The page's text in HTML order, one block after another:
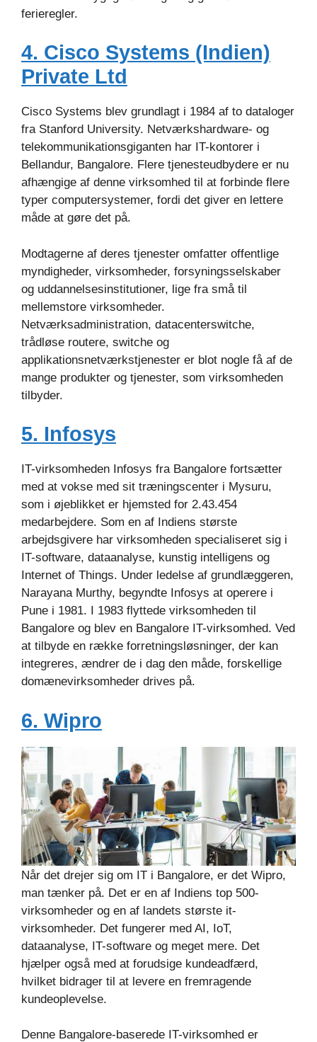
ferieregler.
4. Cisco Systems (Indien)
Private Ltd
Cisco Systems blev grundlagt i 1984 af to dataloger
fra Stanford University. Netværkshardware- og
telekommunikationsgiganten har IT-kontorer i
Bellandur, Bangalore. Flere tjenesteudbydere er nu
afhængige af denne virksomhed til at forbinde flere
typer computersystemer, fordi det giver en lettere
måde at gøre det på.
Modtagerne af deres tjenester omfatter offentlige
myndigheder, virksomheder, forsyningsselskaber
og uddannelsesinstitutioner, lige fra små til
mellemstore virksomheder.
Netværksadministration, datacenterswitche,
trådløse routere, switche og
applikationsnetværkstjenester er blot nogle få af de
mange produkter og tjenester, som virksomheden
tilbyder.
5. Infosys
IT-virksomheden Infosys fra Bangalore fortsætter
med at vokse med sit træningscenter i Mysuru,
som i øjeblikket er hjemsted for 2.43.454
medarbejdere. Som en af Indiens største
arbejdsgivere har virksomheden specialiseret sig i
IT-software, dataanalyse, kunstig intelligens og
Internet of Things. Under ledelse af grundlæggeren,
Narayana Murthy, begyndte Infosys at operere i
Pune i 1981. I 1983 flyttede virksomheden til
Bangalore og blev en Bangalore IT-virksomhed. Ved
at tilbyde en række forretningsløsninger, der kan
integreres, ændrer de i dag den måde, forskellige
domænevirksomheder drives på.
6. Wipro
Når det drejer sig om IT i Bangalore, er det Wipro,
man tænker på. Det er en af Indiens top 500-
virksomheder og en af landets største it-
virksomheder. Det fungerer med AI, IoT,
dataanalyse, IT-software og meget mere. Det
hjælper også med at forudsige kundeadfærd,
hvilket bidrager til at levere en fremragende
kundeoplevelse.
Denne Bangalore-baserede IT-virksomhed er